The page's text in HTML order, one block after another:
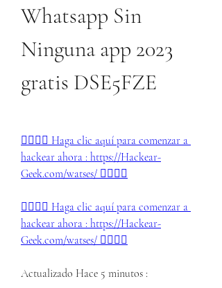
Whatsapp Sin
Ninguna app 2023
gratis DSE5FZE
👉🏻👉🏻 Haga clic aquí para comenzar a
hackear ahora : https://Hackear-
Geek.com/watses/ 👈🏻👈🏻
👉🏻👉🏻 Haga clic aquí para comenzar a
hackear ahora : https://Hackear-
Geek.com/watses/ 👈🏻👈🏻
Actualizado Hace 5 minutos :